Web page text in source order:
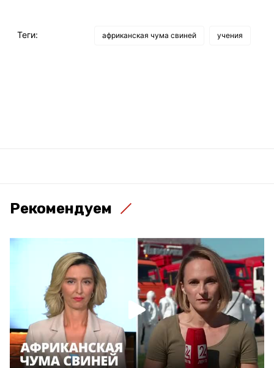
Теги: африканская чума свиней учения
Рекомендуем